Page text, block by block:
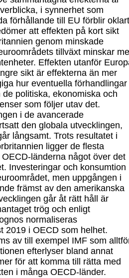
i synnerhet som
förhållande till EU förblir
att effekten på kort sikt
genom minskade
tillväxt minskar
Effekten utanför
sikt är effekterna än mer
hur eventuella förhandlingar
politiska, ekonomiska och
som följer utav det.
i de avancerade
den globala utvecklingen,
långsamt. Trots resultatet i
ligger de flesta
länderna något över det
Investeringar och konsumtion
men uppgången i
främst av den amerikanska
går åt rätt håll är
trög och enligt
normaliseras
2019 i OECD som helhet.
av till exempel IMF som
efterlyser bland annat
för att komma till rätta med
i många OECD-länder.